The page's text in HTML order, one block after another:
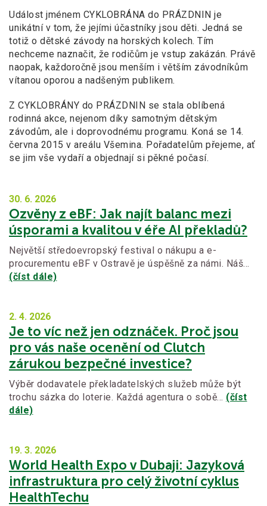
Událost jménem CYKLOBRÁNA do PRÁZDNIN je
unikátní v tom, že jejími účastníky jsou děti. Jedná se
totiž o dětské závody na horských kolech. Tím
nechceme naznačit, že rodičům je vstup zakázán. Právě
naopak, každoročně jsou menším i větším závodníkům
vítanou oporou a nadšeným publikem.
Z CYKLOBRÁNY do PRÁZDNIN se stala oblíbená
rodinná akce, nejenom díky samotným dětským
závodům, ale i doprovodnému programu. Koná se 14.
června 2015 v areálu Všemina. Pořadatelům přejeme, ať
se jim vše vydaří a objednají si pěkné počasí.
30. 6. 2026
Ozvěny z eBF: Jak najít balanc mezi
úsporami a kvalitou v éře AI překladů?
Největší středoevropský festival o nákupu a e-
procurementu eBF v Ostravě je úspěšně za námi. Náš…
(číst dále)
2. 4. 2026
Je to víc než jen odznáček. Proč jsou
pro vás naše ocenění od Clutch
zárukou bezpečné investice?
Výběr dodavatele překladatelských služeb může být
trochu sázka do loterie. Každá agentura o sobě… (číst
dále)
19. 3. 2026
World Health Expo v Dubaji: Jazyková
infrastruktura pro celý životní cyklus
HealthTechu